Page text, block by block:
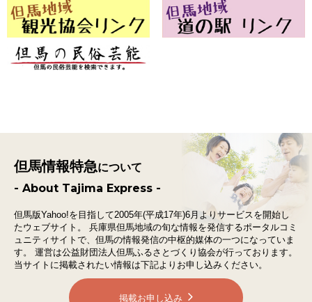
但馬情報特急について
- About Tajima Express -
但馬版Yahoo!を目指して2005年(平成17年)6月よりサービスを開始し
たウェブサイト。
兵庫県但馬地域の旬な情報を発信するポータルコミ
ュニティサイトで、 但馬の情報発信の中枢的媒体の一つになっていま
す。
運営は公益財団法人但馬ふるさとづくり協会が行っております。
当サイトに掲載されたい情報は下記よりお申し込みください。
掲載お申し込み